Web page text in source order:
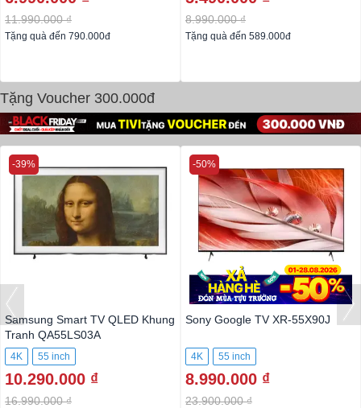
11.990.000 ₫
Tặng quà đến 790.000đ
8.990.000 ₫
Tặng quà đến 589.000đ
Tặng Voucher 300.000đ
Samsung Smart TV QLED Khung
Tranh QA55LS03A
4K 55 inch
10.290.000 ₫
16.990.000 ₫
-39%
Sony Google TV XR-55X90J
4K 55 inch
8.990.000 ₫
23.900.000 ₫
-50%